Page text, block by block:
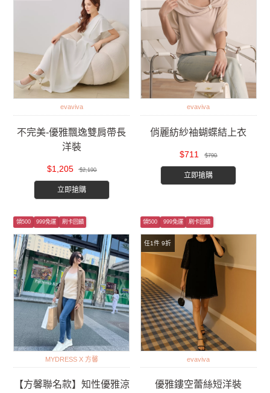
evaviva
不完美-優雅飄逸雙肩帶長
洋裝
$1,205 $2,190
立即搶購
evaviva
俏麗紡紗袖蝴蝶結上衣
$711 $790
立即搶購
領500 999免運 刷卡回饋
MYDRESS X 方馨
【方馨聯名款】知性優雅涼
任1件 9折
領500 999免運 刷卡回饋
evaviva
優雅鏤空蕾絲短洋裝